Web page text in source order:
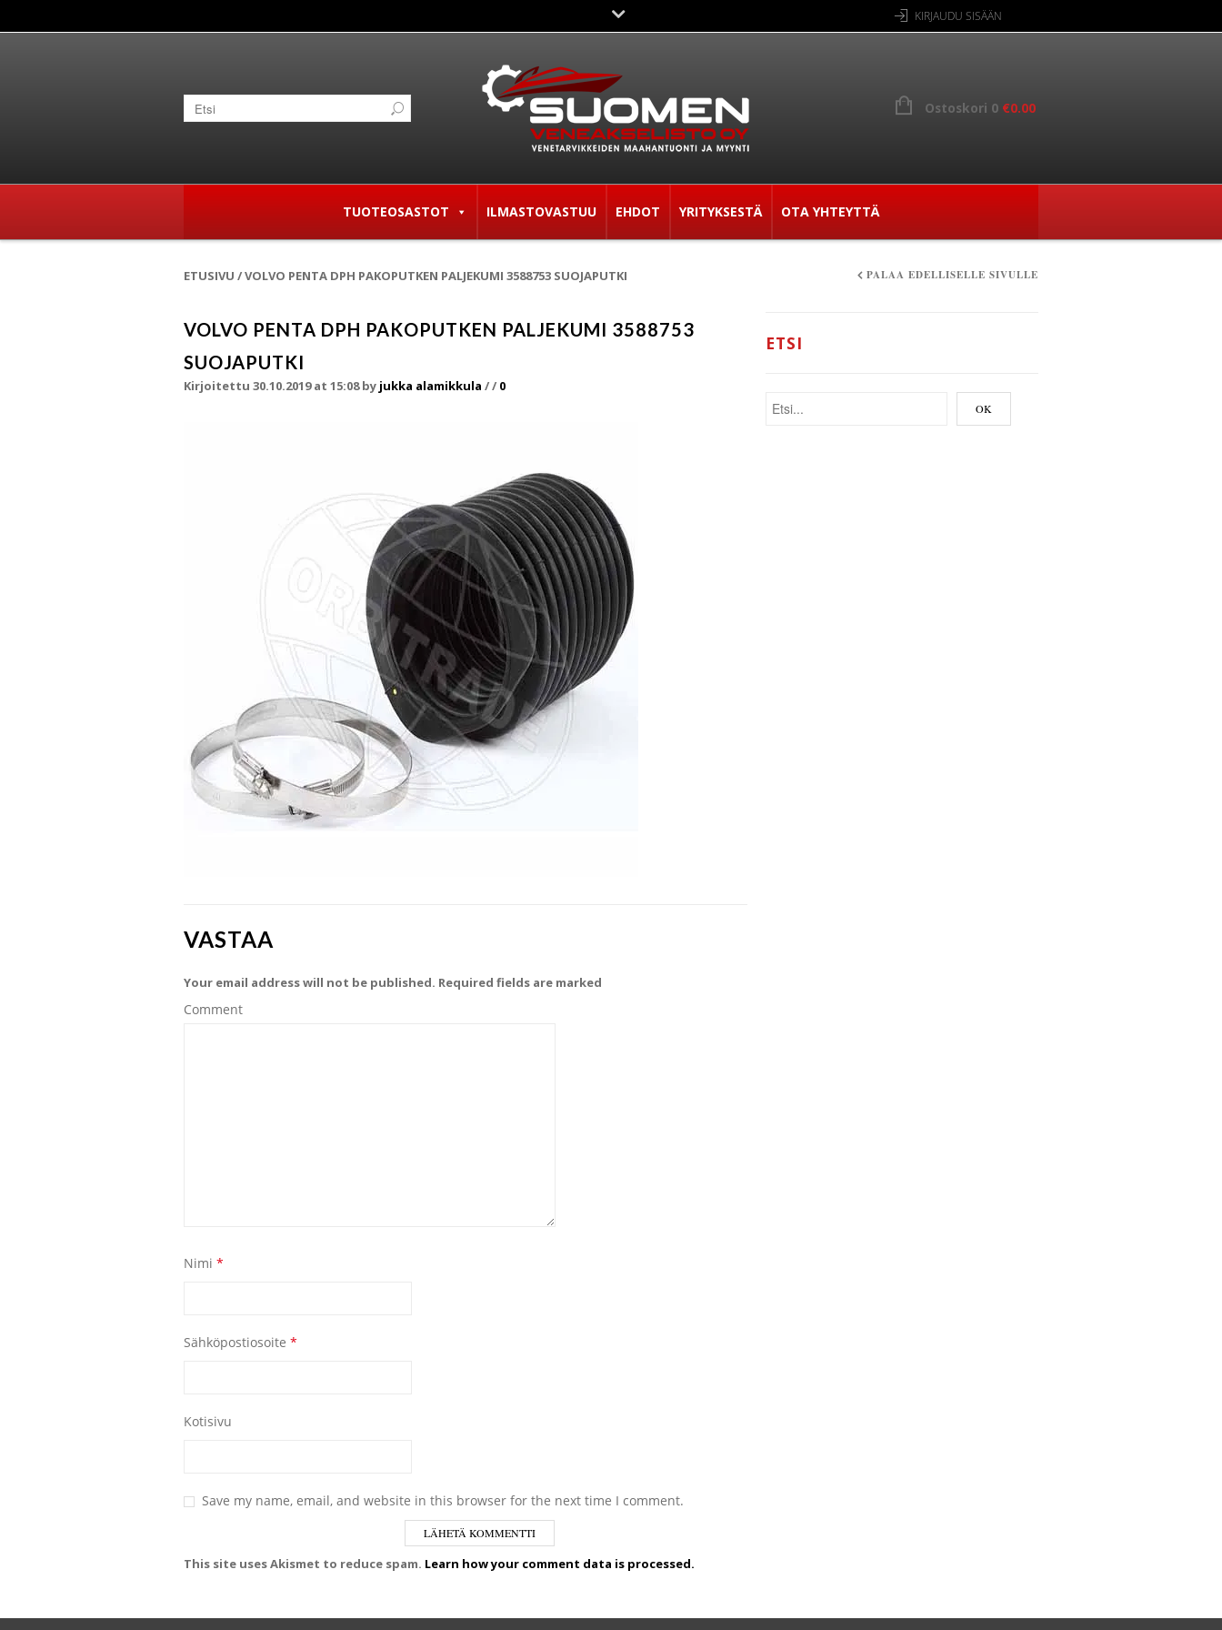
KIRJAUDU SISÄÄN
Ostoskori 0 €0.00
TUOTEOSASTOT ILMASTOVASTUU EHDOT YRITYKSESTÄ OTA YHTEYTTÄ
ETUSIVU /VOLVO PENTA DPH PAKOPUTKEN PALJEKUMI 3588753 SUOJAPUTKI PALAA EDELLISELLE SIVULLE
VOLVO PENTA DPH PAKOPUTKEN PALJEKUMI 3588753
SUOJAPUTKI
Kirjoitettu 30.10.2019 at 15:08by jukka alamikkula // 0
VASTAA
Your email address will not be published. Required fields are marked
Comment
Nimi *
Sähköpostiosoite *
Kotisivu
Save my name, email, and website in this browser for the next time I comment.
This site uses Akismet to reduce spam. Learn how your comment data is processed.
ETSI